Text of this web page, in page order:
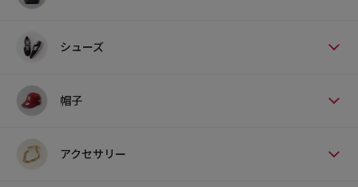
シューズ
帽子
アクセサリー